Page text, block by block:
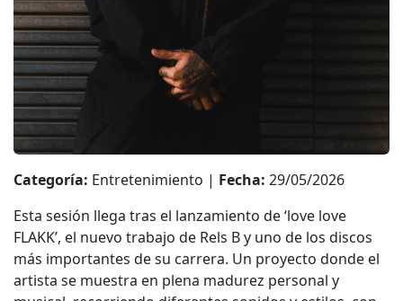
Categoría: Entretenimiento | Fecha: 29/05/2026
Esta sesión llega tras el lanzamiento de ‘love love
FLAKK’, el nuevo trabajo de Rels B y uno de los discos
más importantes de su carrera. Un proyecto donde el
artista se muestra en plena madurez personal y